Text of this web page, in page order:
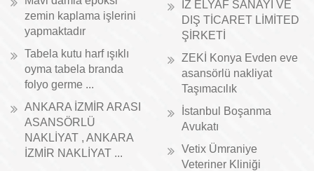
zemin kaplama işlerini
yapmaktadır
Tabela kutu harf ışıklı
oyma tabela branda
folyo germe ...
ANKARA İZMİR ARASI
ASANSÖRLÜ
NAKLİYAT , ANKARA
İZMİR NAKLİYAT ...
İZ ELYAF SANAYİ VE
DIŞ TİCARET LİMİTED
ŞİRKETİ
ZEKİ Konya Evden eve
asansörlü nakliyat
Taşımacılık
İstanbul Boşanma
Avukatı
Vetix Ümraniye
Veteriner Kliniği